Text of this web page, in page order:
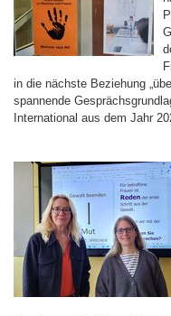
in die nächste Beziehung
spannende
International aus dem Jahr